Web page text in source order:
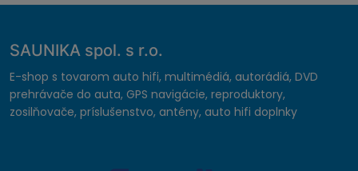
SAUNIKA spol. s r.o.
E-shop s tovarom auto hifi, multimédiá, autorádiá, DVD
prehrávače do auta, GPS navigácie, reproduktory,
zosilňovače, príslušenstvo, antény, auto hifi doplnky